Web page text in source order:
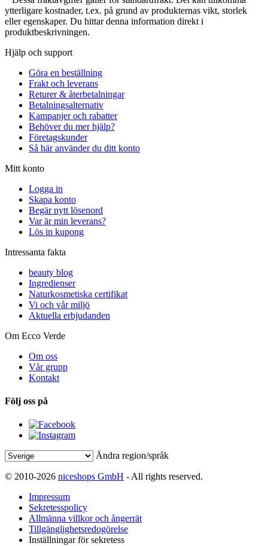
ytterligare kostnader, t.ex. på grund av produkternas vikt, storlek
eller egenskaper. Du hittar denna information direkt i
produktbeskrivningen.
Hjälp och support
Göra en beställning
Frakt och leverans
Returer & återbetalningar
Betalningsalternativ
Kampanjer och rabatter
Behöver du mer hjälp?
Företagskunder
Så här använder du ditt konto
Mitt konto
Logga in
Skapa konto
Begär nytt lösenord
Var är min leverans?
Lös in kupong
Intressanta fakta
beauty blog
Ingredienser
Naturkosmetiska certifikat
Vi och vår miljö
Aktuella erbjudanden
Om Ecco Verde
Om oss
Vår grupp
Kontakt
Följ oss på
Ändra region/språk
© 2010-2026 niceshops GmbH - All rights reserved.
Impressum
Sekretesspolicy
Allmänna villkor och ångerrät
Tillgänglighetsredogörelse
Inställningar för sekretess